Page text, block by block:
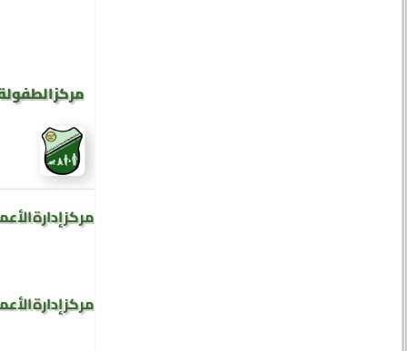
مركز
مركز إدارة
مركز إدارة